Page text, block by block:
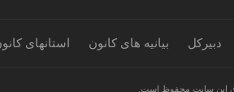
دبیرکل بیانیه های کانون استانهای
این سایت محفوظ است.